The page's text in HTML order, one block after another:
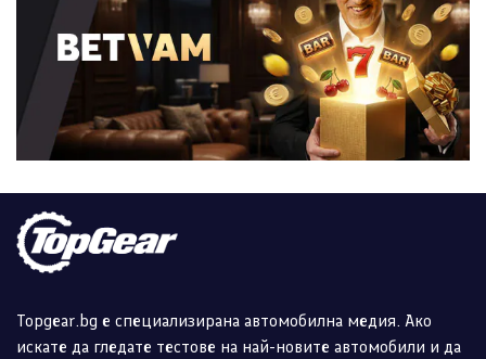
Topgear.bg е специализирана автомобилна медия. Ако
искате да гледате тестове на най-новите автомобили и да